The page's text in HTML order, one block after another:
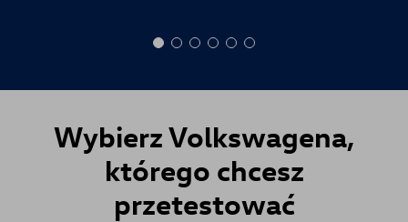
WybierzVolkswagena,
którego chcesz
przetestować